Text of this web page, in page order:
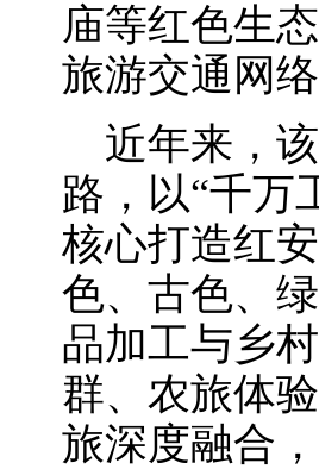
庙等红色生
旅游交通网络
近年来，该
路，以“千万
核心打造红
色、古色、
品加工与乡
群、农旅体
旅深度融合